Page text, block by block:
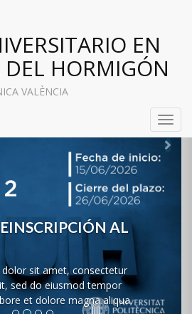
EN
DEL HORMIGÓN
VALÈNCIA
AL
sit amet, consectetur
sed do eiusmod tempor
et dolore magna aliqua.